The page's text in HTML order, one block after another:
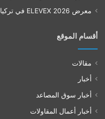
معرض ELEVEX 2026 في تركيا.. بوصلة العالم نحو المصاعد الخضراء
أقسام الموقع
مقالات
أخبار
أخبار سوق المصاعد
أخبار أعمال المقاولات